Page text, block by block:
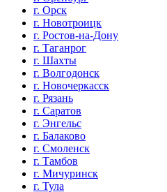
г. Орск
г. Новотроицк
г. Ростов-на-Дону
г. Таганрог
г. Шахты
г. Волгодонск
г. Новочеркасск
г. Рязань
г. Саратов
г. Энгельс
г. Балаково
г. Смоленск
г. Тамбов
г. Мичуринск
г. Тула